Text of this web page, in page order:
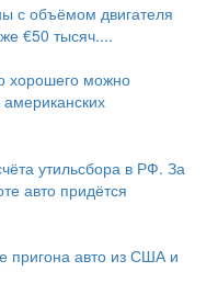
с объёмом двигателя
€50 тысяч....
хорошего можно
утильсбора в РФ. За
авто придётся
пригона авто из США и